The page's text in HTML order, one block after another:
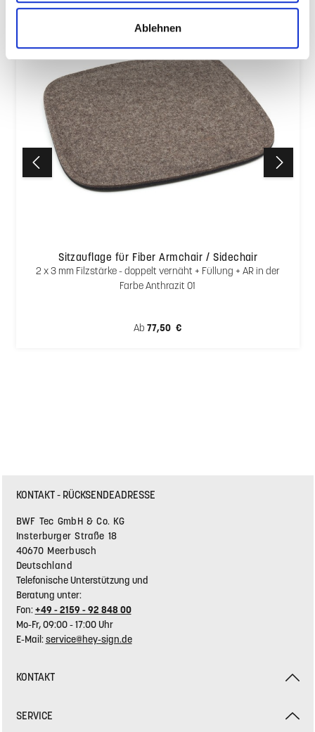
Ablehnen
Sitzauflage für Fiber Armchair / Sidechair
2 x 3 mm Filzstärke - doppelt vernäht + Füllung + AR in der
Farbe Anthrazit 01
Regulärer Preis:
Ab 77,50 €
KONTAKT - RÜCKSENDEADRESSE
BWF Tec GmbH & Co. KG
Insterburger Straße 18
40670 Meerbusch
Deutschland
Telefonische Unterstützung und
Beratung unter:
Fon:+49 - 2159 - 92 848 00
Mo-Fr, 09:00 - 17:00 Uhr
E-Mail:service@hey-sign.de
KONTAKT
SERVICE